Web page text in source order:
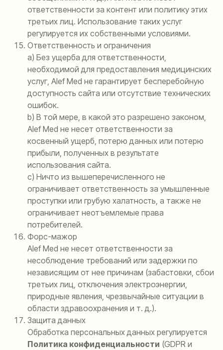
ответственности за контент или политику этих
третьих лиц. Использование таких услуг
регулируется их собственными условиями.
Ответственность и ограничения
a) Без ущерба для ответственности,
необходимой для предоставления медицинских
услуг, Alef Med не гарантирует бесперебойную
доступность сайта или отсутствие технических
ошибок.
b) В той мере, в какой это разрешено законом,
Alef Med не несет ответственности за
косвенный ущерб, потерю данных или потерю
прибыли, полученных в результате
использования сайта.
c) Ничто из вышеперечисленного не
ограничивает ответственность за умышленные
проступки или грубую халатность, а также не
ограничивает неотъемлемые права
потребителей.
Форс-мажор
Alef Med не несет ответственности за
несоблюдение требований или задержки по
независящим от нее причинам (забастовки, сбои
третьих лиц, отключения электроэнергии,
природные явления, чрезвычайные ситуации в
области здравоохранения и т. д.).
Защита данных
Обработка персональных данных регулируется
Политика конфиденциальности (GDPR и